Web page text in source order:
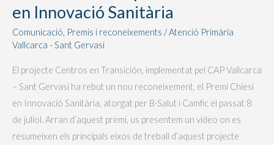
en Innovació Sanitària
Comunicació, Premis i reconeixements /Atenció Primària
Vallcarca - Sant Gervasi
El projecte Centros en Transición, implementat pel CAP Vallcarca
– Sant Gervasi ha rebut un nou reconeixement, el Premi Chiesi
en Innovació Sanitària, atorgat per B·Salut i Camfic el passat 8
de juliol. Arran d’aquest premi, us presentem un vídeo on es
resumeixen els principals eixos de treball d’aquest projecte
el
Chiesi
Innovació
Sanitària